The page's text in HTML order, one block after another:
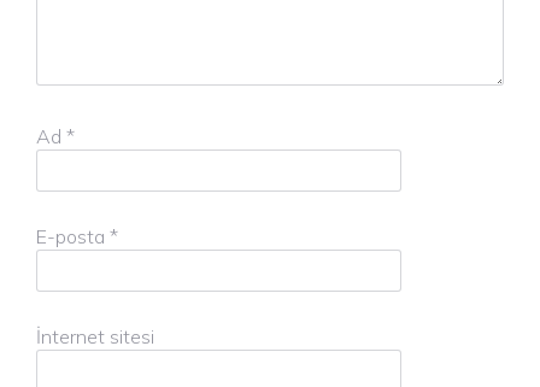
Ad *
E-posta *
İnternet sitesi